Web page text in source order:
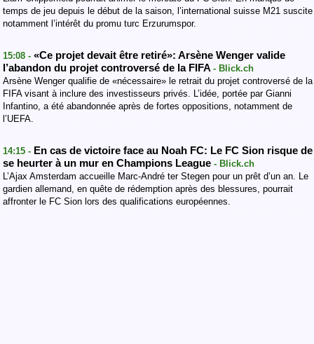
temps de jeu depuis le début de la saison, l’international suisse M21 suscite
notamment l’intérêt du promu turc Erzurumspor.
15:08 - «Ce projet devait être retiré»: Arsène Wenger valide
l’abandon du projet controversé de la FIFA - Blick.ch
Arsène Wenger qualifie de «nécessaire» le retrait du projet controversé de la
FIFA visant à inclure des investisseurs privés. L’idée, portée par Gianni
Infantino, a été abandonnée après de fortes oppositions, notamment de
l’UEFA.
14:15 - En cas de victoire face au Noah FC: Le FC Sion risque de
se heurter à un mur en Champions League - Blick.ch
L’Ajax Amsterdam accueille Marc-André ter Stegen pour un prêt d’un an. Le
gardien allemand, en quête de rédemption après des blessures, pourrait
affronter le FC Sion lors des qualifications européennes.